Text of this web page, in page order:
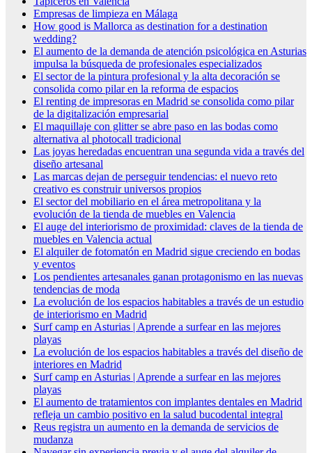
Empresas de limpieza en Málaga
How good is Mallorca as destination for a destination
wedding?
El aumento de la demanda de atención psicológica en Asturias
impulsa la búsqueda de profesionales especializados
El sector de la pintura profesional y la alta decoración se
consolida como pilar en la reforma de espacios
El renting de impresoras en Madrid se consolida como pilar
de la digitalización empresarial
El maquillaje con glitter se abre paso en las bodas como
alternativa al photocall tradicional
Las joyas heredadas encuentran una segunda vida a través del
diseño artesanal
Las marcas dejan de perseguir tendencias: el nuevo reto
creativo es construir universos propios
El sector del mobiliario en el área metropolitana y la
evolución de la tienda de muebles en Valencia
El auge del interiorismo de proximidad: claves de la tienda de
muebles en Valencia actual
El alquiler de fotomatón en Madrid sigue creciendo en bodas
y eventos
Los pendientes artesanales ganan protagonismo en las nuevas
tendencias de moda
La evolución de los espacios habitables a través de un estudio
de interiorismo en Madrid
Surf camp en Asturias | Aprende a surfear en las mejores
playas
La evolución de los espacios habitables a través del diseño de
interiores en Madrid
Surf camp en Asturias | Aprende a surfear en las mejores
playas
El aumento de tratamientos con implantes dentales en Madrid
refleja un cambio positivo en la salud bucodental integral
Reus registra un aumento en la demanda de servicios de
mudanza